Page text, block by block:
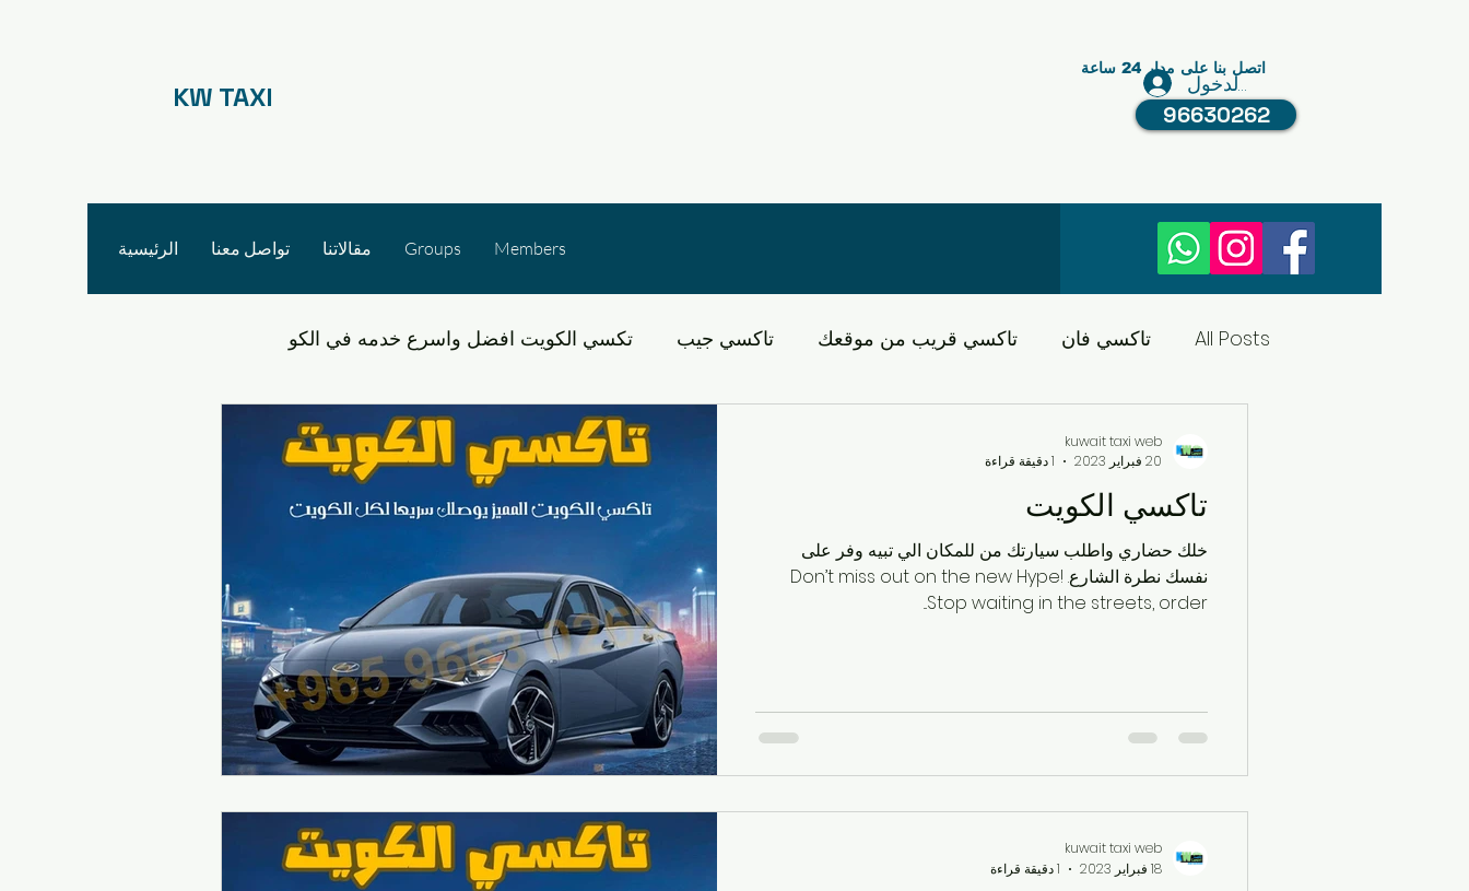
KW TAXI
اتصل بنا على مدار 24 ساعة
96630262
تسجيل الدخول
الرئيسية تواصل معنا مقالاتنا Groups Members
All Posts تاكسي فان تاكسي قريب من موقعك تاكسي جيب تكسي الكويت افضل واسرع خدمه في الكو
خدمات النقل في الكويت التنقل في مشرف والقدس
سيارات الأجرة الحياة اليومية في الكويت التنقل في الرميثية سيارات الأجرة الكويتية
الحياة العملية في الكويت السفر والسياحة مواصلات المطار تاكسي الأفنيوز تكسيات الكويت
خدمات التاكسي في الكويت النقل والمواصلات تاكسي صباح السالم
توصيل سريع خدمات النقل المحلي خدمات التوصيل تكاسي الكويت خدمات السفر والتنقل
خدمات النقل
تاكسي الكويت
خلك حضاري واطلب سيارتك من للمكان الي تبيه وفر على
نفسك نطرة الشارع. Don’t miss out on the new Hype!
Stop waiting in the streets, order...
kuwait taxi web
20 فبراير 2023
1 دقيقة قراءة
kuwait taxi web
18 فبراير 2023
1 دقيقة قراءة